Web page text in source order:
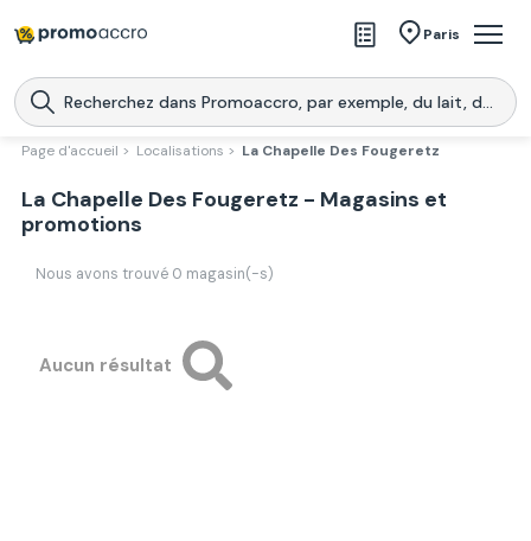
Paris
Magasins
Produits
Télécharge l’application
Promoaccro
Télécharger
Page d'accueil > Localisations > La Chapelle Des Fougeretz
La Chapelle Des Fougeretz - Magasins et
promotions
Nous avons trouvé 0 magasin(-s)
Aucun résultat